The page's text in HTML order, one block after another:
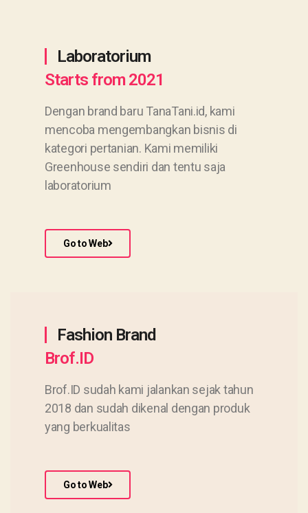
Laboratorium
Starts from 2021
Dengan brand baru TanaTani.id, kami
mencoba mengembangkan bisnis di
kategori pertanian. Kami memiliki
Greenhouse sendiri dan tentu saja
laboratorium
Go to Web
Fashion Brand
Brof.ID
Brof.ID sudah kami jalankan sejak tahun
2018 dan sudah dikenal dengan produk
yang berkualitas
Go to Web